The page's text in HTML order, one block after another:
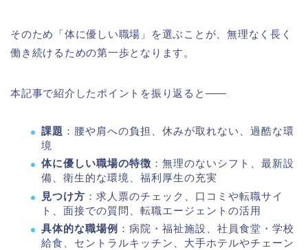
そのため「体に優しい職場」を選ぶことが、無理なく長く
働き続けるための第一歩となります。
本記事で紹介したポイントを振り返ると――
課題 ：腰や肩への負担、休みが取れない、過酷な環
境
体に優しい職場の特徴 ：無理のないシフト、最新設
備、衛生的な環境、福利厚生の充実
見つけ方 ：求人票のチェック、口コミや転職サイ
ト、面接での質問、転職エージェントの活用
具体的な職場例 ：病院・福祉施設、社員食堂・学校
給食、セントラルキッチン、大手ホテルやチェーン